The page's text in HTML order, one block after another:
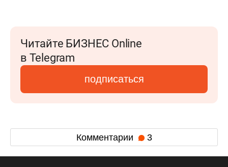
Читайте БИЗНЕС Online
в Telegram
подписаться
Комментарии 3